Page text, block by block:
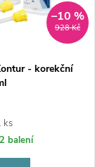
928 Kč
–10 %
- korekční
ks
2 balení